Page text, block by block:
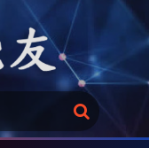
搜
索